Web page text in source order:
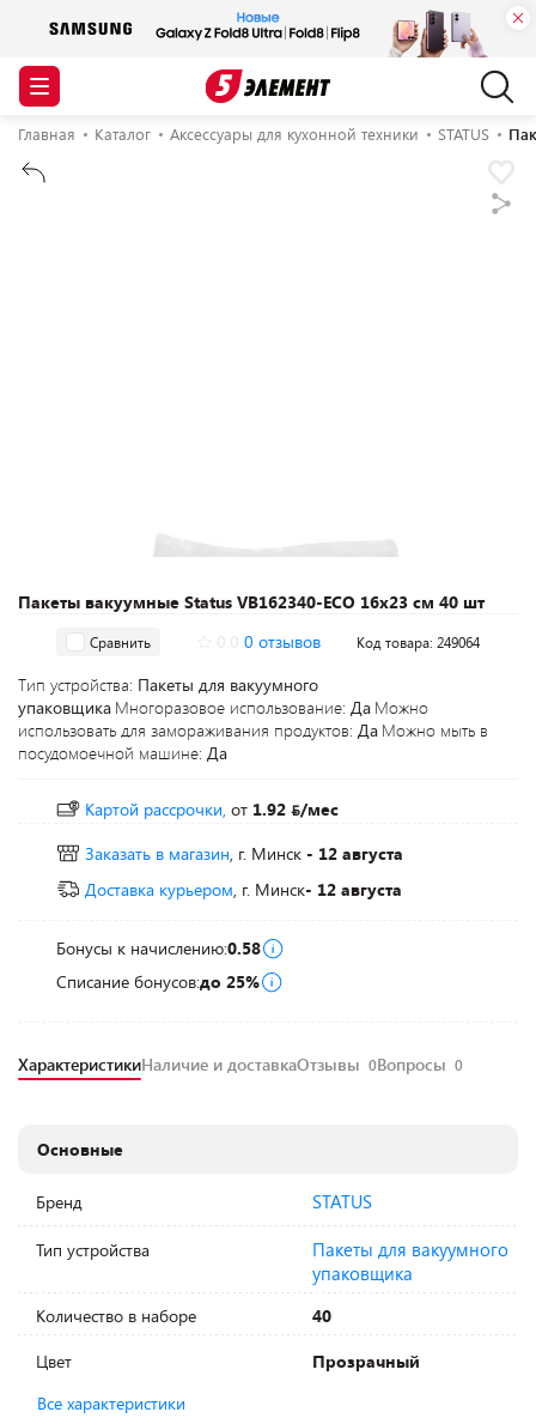
Главная Каталог Аксессуары для кухонной техники STATUS
Пакеты вакуумные Status VB162340-ECO 16x23 см 40 шт
Сравнить 0 отзывов Код товара: 249064
Тип устройства: Пакеты для вакуумного
упаковщика Многоразовое использование: Да Можно
использовать для замораживания продуктов: Да Можно мыть в
посудомоечной машине: Да
Картой рассрочки, от 1.92
/мес
Заказать в магазин, г. Минск - 12 августа
Доставка курьером, г. Минск- 12 августа
Бонусы к начислению:0.58
Списание бонусов:до 25%
ХарактеристикиНаличие и доставкаОтзывы 0Вопросы 0
Основные
Бренд STATUS
Тип устройства
Пакеты для вакуумного
упаковщика
Количество в наборе
40
Цвет
Прозрачный
Все характеристики